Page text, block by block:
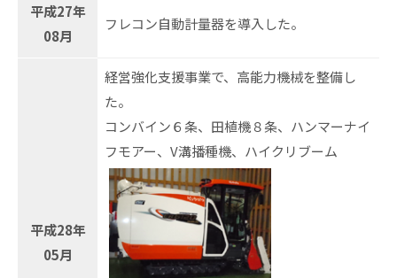
平成27年
08月
フレコン自動計量器を導入した。
平成28年
05月
経営強化支援事業で、高能力機械を整備し
た。
コンバイン６条、田植機８条、ハンマーナイ
フモアー、V溝播種機、ハイクリブーム